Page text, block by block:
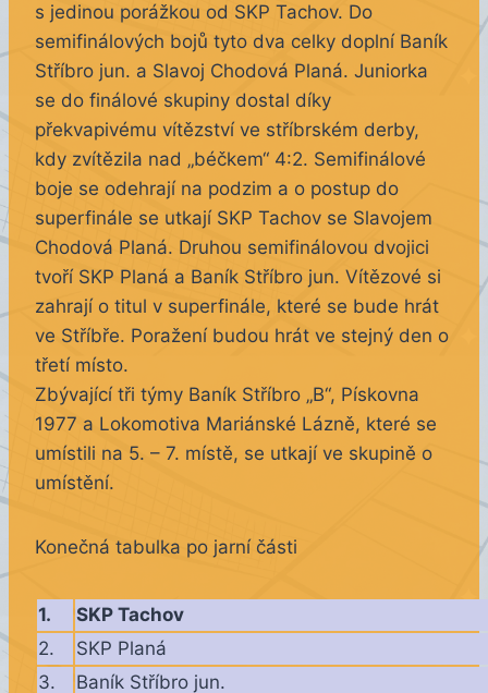
s jedinou porážkou od SKP Tachov. Do
semifinálových bojů tyto dva celky doplní Baník
Stříbro jun. a Slavoj Chodová Planá. Juniorka
se do finálové skupiny dostal díky
překvapivému vítězství ve stříbrském derby,
kdy zvítězila nad „béčkem“ 4:2. Semifinálové
boje se odehrají na podzim a o postup do
superfinále se utkají SKP Tachov se Slavojem
Chodová Planá. Druhou semifinálovou dvojici
tvoří SKP Planá a Baník Stříbro jun. Vítězové si
zahrají o titul v superfinále, které se bude hrát
ve Stříbře. Poražení budou hrát ve stejný den o
třetí místo.
Zbývající tři týmy Baník Stříbro „B“, Pískovna
1977 a Lokomotiva Mariánské Lázně, které se
umístili na 5. – 7. místě, se utkají ve skupině o
umístění.
Konečná tabulka po jarní části
1.
SKP Tachov
2.
SKP Planá
3.
Baník Stříbro jun.